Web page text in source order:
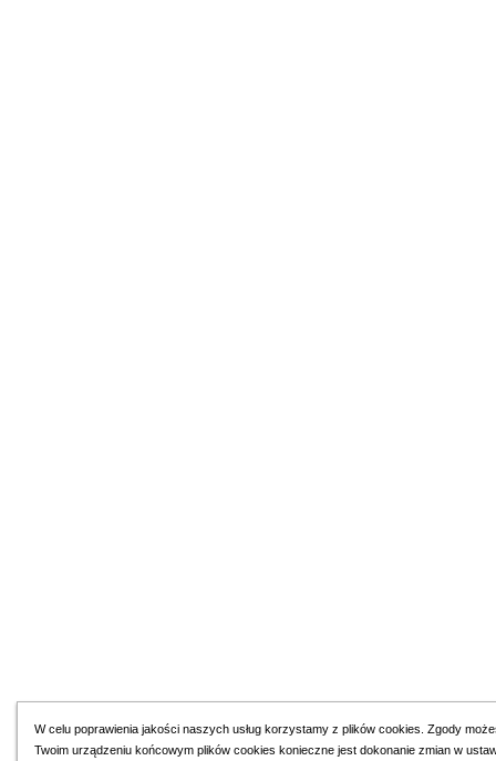
W celu poprawienia jakości naszych usług korzystamy z plików cookies. Zgody
Twoim urządzeniu końcowym plików cookies konieczne jest dokonanie zmian w